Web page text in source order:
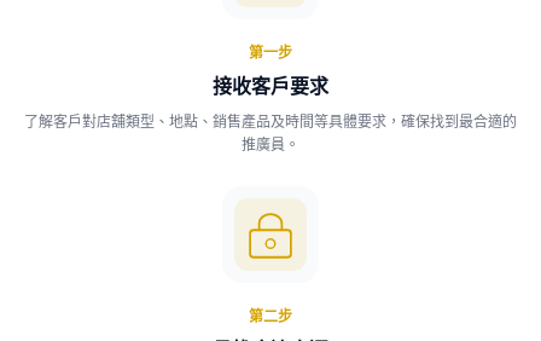
第一步
接收客戶要求
了解客戶對店舖類型、地點、銷售產品及時間等具體要求，確保找到最合適的
推廣員。
第二步